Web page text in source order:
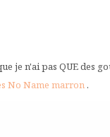
je n'ai pas QUE des
No Name marron .